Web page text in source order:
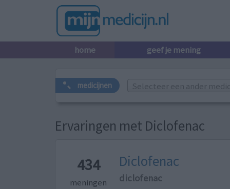
home geef je mening
medicijnen Selecteer een ander
Ervaringen met Diclofenac
434
meningen
Diclofenac
diclofenac